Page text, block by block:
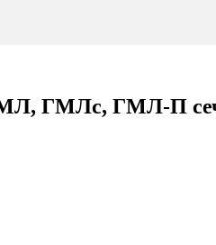
ГМЛс, ГМЛ-П